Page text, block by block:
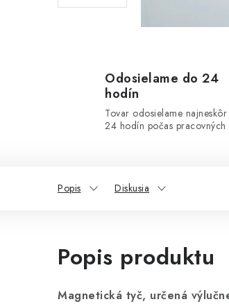
Odosielame do 24
hodín
Tovar odosielame
24 hodín počas pracovných
Popis Diskusia
Popis produktu
Magnetická tyč, určená